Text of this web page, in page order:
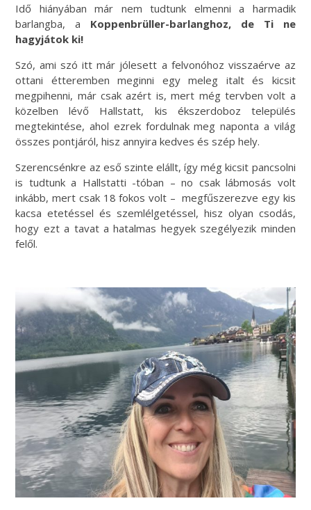
Idő hiányában már nem tudtunk elmenni a harmadik
barlangba, a Koppenbrüller-barlanghoz, de Ti ne
hagyjátok ki!
Szó, ami szó itt már jólesett a felvonóhoz visszaérve az
ottani étteremben meginni egy meleg italt és kicsit
megpihenni, már csak azért is, mert még tervben volt a
közelben lévő Hallstatt, kis ékszerdoboz település
megtekintése, ahol ezrek fordulnak meg naponta a világ
összes pontjáról, hisz annyira kedves és szép hely.
Szerencsénkre az eső szinte elállt, így még kicsit pancsolni
is tudtunk a Hallstatti -tóban – no csak lábmosás volt
inkább, mert csak 18 fokos volt – megfűszerezve egy kis
kacsa etetéssel és szemlélgetéssel, hisz olyan csodás,
hogy ezt a tavat a hatalmas hegyek szegélyezik minden
felől.